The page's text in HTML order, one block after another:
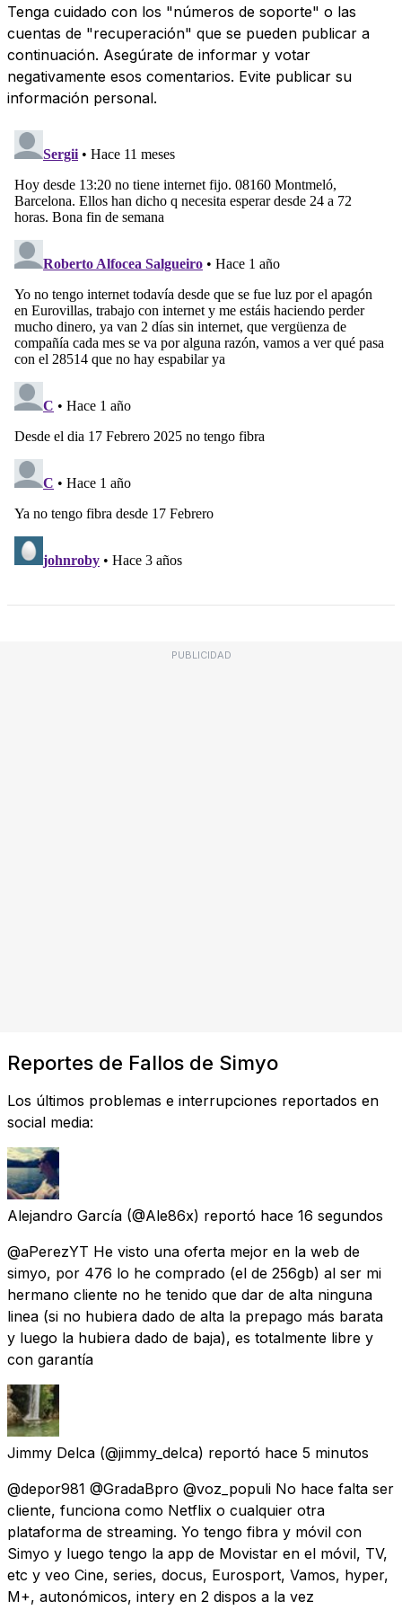
Tenga cuidado con los "números de soporte" o las
cuentas de "recuperación" que se pueden publicar a
continuación. Asegúrate de informar y votar
negativamente esos comentarios. Evite publicar su
información personal.
PUBLICIDAD
Reportes de Fallos de Simyo
Los últimos problemas e interrupciones reportados en
social media:
Alejandro García (@Ale86x) reportó hace 16 segundos
@aPerezYT He visto una oferta mejor en la web de
simyo, por 476 lo he comprado (el de 256gb) al ser mi
hermano cliente no he tenido que dar de alta ninguna
linea (si no hubiera dado de alta la prepago más barata
y luego la hubiera dado de baja), es totalmente libre y
con garantía
Jimmy Delca (@jimmy_delca) reportó hace 5 minutos
@depor981 @GradaBpro @voz_populi No hace falta ser
cliente, funciona como Netflix o cualquier otra
plataforma de streaming. Yo tengo fibra y móvil con
Simyo y luego tengo la app de Movistar en el móvil, TV,
etc y veo Cine, series, docus, Eurosport, Vamos, hyper,
M+, autonómicos, intery en 2 dispos a la vez